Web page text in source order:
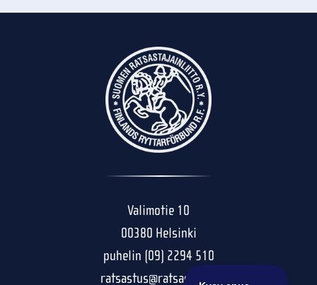
Valimotie 10
00380 Helsinki
puhelin (09) 2294 510
ratsastus@ratsastus.fi